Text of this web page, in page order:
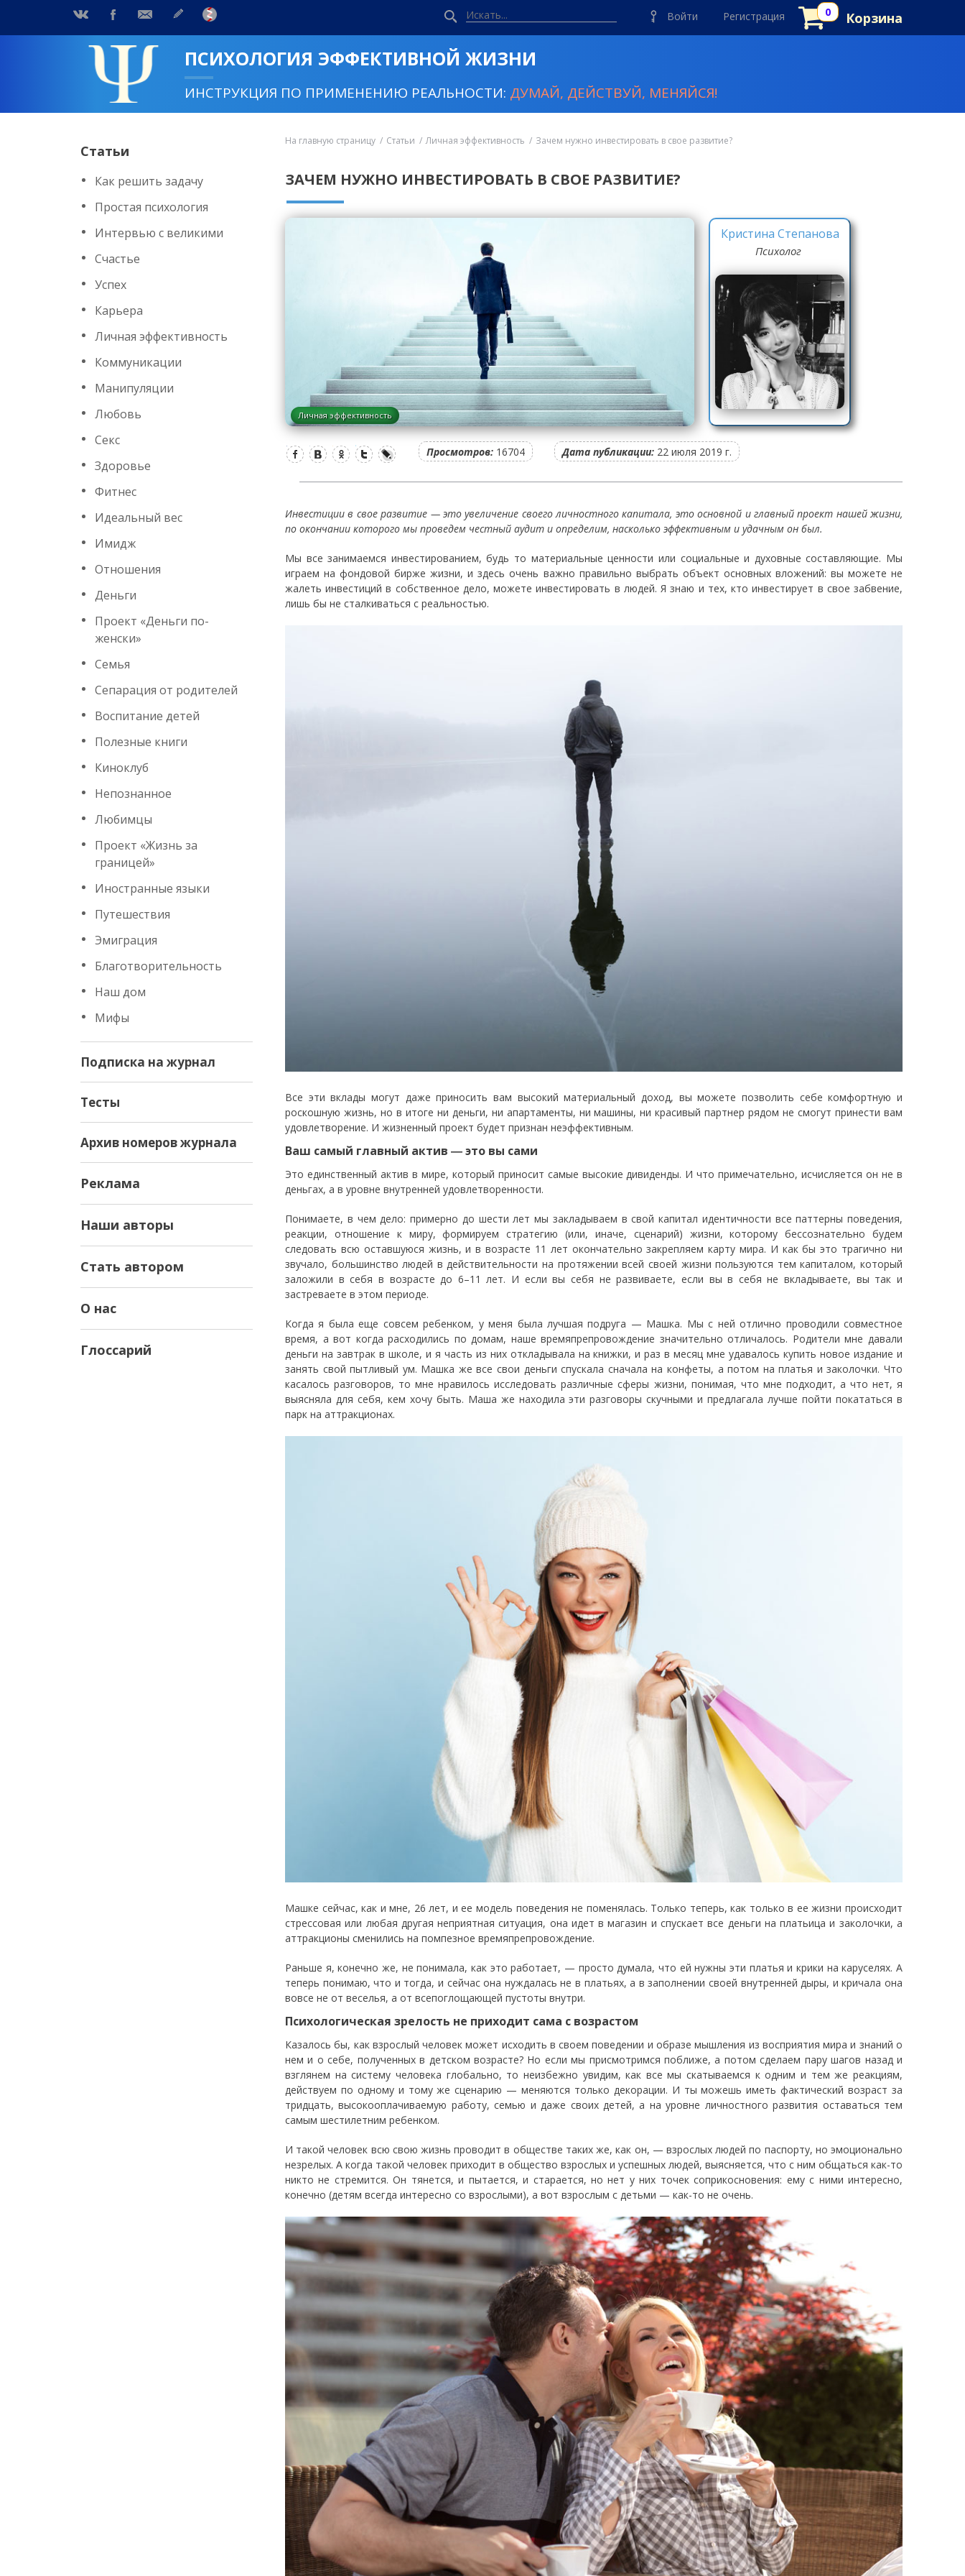
Войти Регистрация Корзина
ПСИХОЛОГИЯ ЭФФЕКТИВНОЙ ЖИЗНИ
ИНСТРУКЦИЯ ПО ПРИМЕНЕНИЮ РЕАЛЬНОСТИ: ДУМАЙ, ДЕЙСТВУЙ, МЕНЯЙСЯ!
Статьи
Как решить задачу
Простая психология
Интервью с великими
Счастье
Успех
Карьера
Личная эффективность
Коммуникации
Манипуляции
Любовь
Секс
Здоровье
Фитнес
Идеальный вес
Имидж
Отношения
Деньги
Проект «Деньги по-
женски»
Семья
Сепарация от родителей
Воспитание детей
Полезные книги
Киноклуб
Непознанное
Любимцы
Проект «Жизнь за
границей»
Иностранные языки
Путешествия
Эмиграция
Благотворительность
Наш дом
Мифы
Подписка на журнал
Тесты
Архив номеров журнала
Реклама
Наши авторы
Стать автором
О нас
Глоссарий
На главную страницу Статьи Личная эффективность Зачем нужно инвестировать в свое развитие?
ЗАЧЕМ НУЖНО ИНВЕСТИРОВАТЬ В СВОЕ РАЗВИТИЕ?
Личная эффективность
Кристина Степанова
Психолог
Просмотров: 16704 Дата публикации: 22 июля 2019 г.
Инвестиции в свое развитие — это увеличение своего личностного капитала, это основной и главный проект нашей жизни,
по окончании которого мы проведем честный аудит и определим, насколько эффективным и удачным он был.
Мы все занимаемся инвестированием, будь то материальные ценности или социальные и духовные составляющие. Мы
играем на фондовой бирже жизни, и здесь очень важно правильно выбрать объект основных вложений: вы можете не
жалеть инвестиций в собственное дело, можете инвестировать в людей. Я знаю и тех, кто инвестирует в свое забвение,
лишь бы не сталкиваться с реальностью.
Все эти вклады могут даже приносить вам высокий материальный доход, вы можете позволить себе комфортную и
роскошную жизнь, но в итоге ни деньги, ни апартаменты, ни машины, ни красивый партнер рядом не смогут принести вам
удовлетворение. И жизненный проект будет признан неэффективным.
Ваш самый главный актив ― это вы сами
Это единственный актив в мире, который приносит самые высокие дивиденды. И что примечательно, исчисляется он не в
деньгах, а в уровне внутренней удовлетворенности.
Понимаете, в чем дело: примерно до шести лет мы закладываем в свой капитал идентичности все паттерны поведения,
реакции, отношение к миру, формируем стратегию (или, иначе, сценарий) жизни, которому бессознательно будем
следовать всю оставшуюся жизнь, и в возрасте 11 лет окончательно закрепляем карту мира. И как бы это трагично ни
звучало, большинство людей в действительности на протяжении всей своей жизни пользуются тем капиталом, который
заложили в себя в возрасте до 6–11 лет. И если вы себя не развиваете, если вы в себя не вкладываете, вы так и
застреваете в этом периоде.
Когда я была еще совсем ребенком, у меня была лучшая подруга — Машка. Мы с ней отлично проводили совместное
время, а вот когда расходились по домам, наше времяпрепровождение значительно отличалось. Родители мне давали
деньги на завтрак в школе, и я часть из них откладывала на книжки, и раз в месяц мне удавалось купить новое издание и
занять свой пытливый ум. Машка же все свои деньги спускала сначала на конфеты, а потом на платья и заколочки. Что
касалось разговоров, то мне нравилось исследовать различные сферы жизни, понимая, что мне подходит, а что нет, я
выясняла для себя, кем хочу быть. Маша же находила эти разговоры скучными и предлагала лучше пойти покататься в
парк на аттракционах.
Машке сейчас, как и мне, 26 лет, и ее модель поведения не поменялась. Только теперь, как только в ее жизни происходит
стрессовая или любая другая неприятная ситуация, она идет в магазин и спускает все деньги на платьица и заколочки, а
аттракционы сменились на помпезное времяпрепровождение.
Раньше я, конечно же, не понимала, как это работает, — просто думала, что ей нужны эти платья и крики на каруселях. А
теперь понимаю, что и тогда, и сейчас она нуждалась не в платьях, а в заполнении своей внутренней дыры, и кричала она
вовсе не от веселья, а от всепоглощающей пустоты внутри.
Психологическая зрелость не приходит сама с возрастом
Казалось бы, как взрослый человек может исходить в своем поведении и образе мышления из восприятия мира и знаний о
нем и о себе, полученных в детском возрасте? Но если мы присмотримся поближе, а потом сделаем пару шагов назад и
взглянем на систему человека глобально, то неизбежно увидим, как все мы скатываемся к одним и тем же реакциям,
действуем по одному и тому же сценарию — меняются только декорации. И ты можешь иметь фактический возраст за
тридцать, высокооплачиваемую работу, семью и даже своих детей, а на уровне личностного развития оставаться тем
самым шестилетним ребенком.
И такой человек всю свою жизнь проводит в обществе таких же, как он, — взрослых людей по паспорту, но эмоционально
незрелых. А когда такой человек приходит в общество взрослых и успешных людей, выясняется, что с ним общаться как-то
никто не стремится. Он тянется, и пытается, и старается, но нет у них точек соприкосновения: ему с ними интересно,
конечно (детям всегда интересно со взрослыми), а вот взрослым с детьми — как-то не очень.